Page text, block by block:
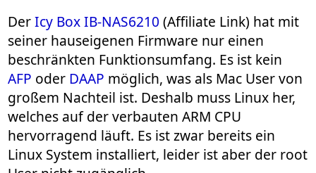
DerIcy Box IB-NAS6210 (Affiliate Link) hat mit
seiner hauseigenen Firmware nur einen
beschränkten Funktionsumfang. Es ist kein
AFP oder DAAP möglich, was als Mac User von
großem Nachteil ist. Deshalb muss Linux her,
welches auf der verbauten ARM CPU
hervorragend läuft. Es ist zwar bereits ein
Linux System installiert, leider ist aber der root